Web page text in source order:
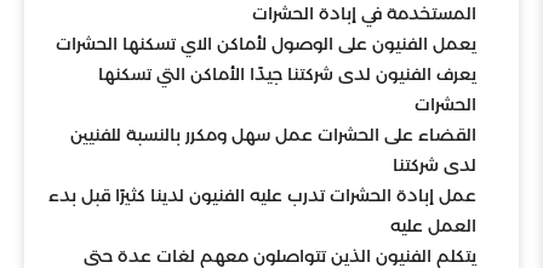
المستخدمة في إبادة الحشرات
يعمل الفنيون على الوصول لأماكن الاي تسكنها الحشرات
يعرف الفنيون لدى شركتنا جيدًا الأماكن التي تسكنها
الحشرات
القضاء على الحشرات عمل سهل ومكرر بالنسبة للفنيين
لدى شركتنا
عمل إبادة الحشرات تدرب عليه الفنيون لدينا كثيرًا قبل بدء
العمل عليه
يتكلم الفنيون الذين تتواصلون معهم لغات عدة حتى